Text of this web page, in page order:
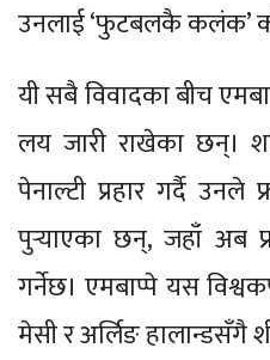
उनलाई ‘फुटबलकै कलंक’
यी सबै विवादका बीच
लय जारी राखेका छन्।
पेनाल्टी प्रहार गर्दै उनले
पुर्‍याएका छन्, जहाँ अब
गर्नेछ। एमबाप्पे यस
मेसी र अर्लिङ हालान्डसँगै